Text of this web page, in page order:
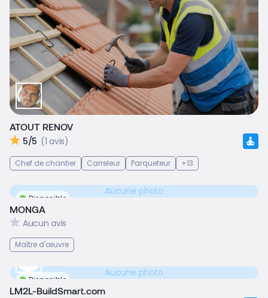
ATOUT RENOV
5/5 (1 avis)
Chef de chantier Carreleur Parqueteur +13
Disponible
Aucune photo
MONGA
Aucun avis
Maître d'œuvre
Disponible
Aucune photo
LM2L-BuildSmart.com